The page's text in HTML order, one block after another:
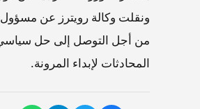
ونقلت وكالة رويترز عن مسؤول
من أجل التوصل إلى حل سياسي
المحادثات لإبداء المرونة.